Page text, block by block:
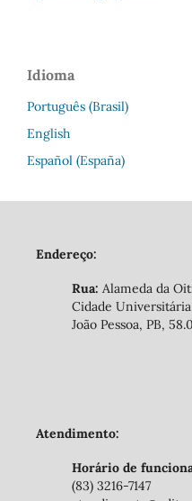
Idioma
Português (Brasil)
English
Español (España)
Endereço:
Rua: Alameda da
Cidade
João Pessoa, PB,
Atendimento:
Horário de
(83) 3216-7147